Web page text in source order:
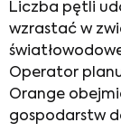
Liczba pętli
wzrastać w
Operator
Orange
gospodarstw